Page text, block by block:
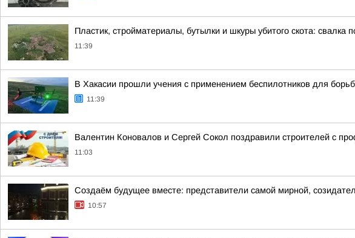
Пластик, стройматериалы, бутылки и шкуры убитого скота: свалка
11:39
В Хакасии прошли учения с применением беспилотников для
11:39
Валентин Коновалов и Сергей Сокол поздравили строителей с
11:03
Создаём будущее вместе: представители самой мирной,
10:57